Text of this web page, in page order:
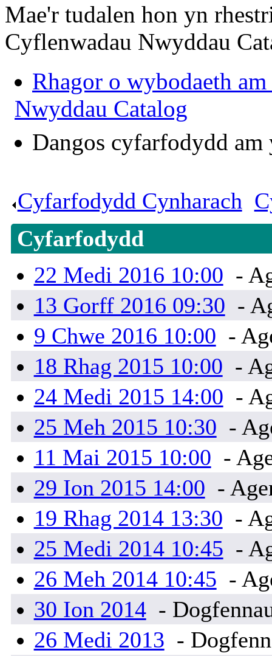
Mae'r tudalen hon yn
Cyflenwadau Nwyddau
Rhagor o wybodaeth
Nwyddau Catalog
Dangos cyfarfodydd
Cyfarfodydd Cynharach
Cyfarfodydd
22 Medi 2016 10:00 -
13 Gorff 2016 09:30 -
9 Chwe 2016 10:00 -
18 Rhag 2015 10:00 -
24 Medi 2015 14:00 -
25 Meh 2015 10:30 -
11 Mai 2015 10:00 -
29 Ion 2015 14:00 -
19 Rhag 2014 13:30 -
25 Medi 2014 10:45 -
26 Meh 2014 10:45 -
30 Ion 2014 -
26 Medi 2013 -